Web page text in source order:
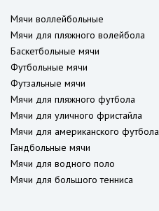
Мячи воллейбольные
Мячи для пляжного волейбола
Баскетбольные мячи
Футбольные мячи
Футзальные мячи
Мячи для пляжного футбола
Мячи для уличного фристайла
Мячи для американского футбола
Гандбольные мячи
Мячи для водного поло
Мячи для большого тенниса